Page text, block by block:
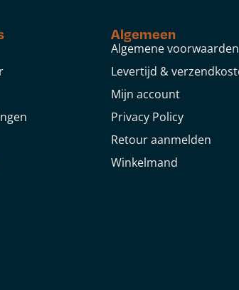
Algemeen
Algemene voorwaarden
Levertijd &
Mijn account
Privacy Policy
Retour aanmelden
Winkelmand